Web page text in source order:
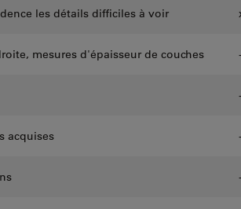
les détails difficiles à voir
mesures d'épaisseur de couches -
-
acquises -
-